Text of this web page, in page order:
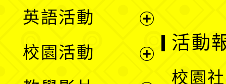
英語活動
校園活動
活動
校園